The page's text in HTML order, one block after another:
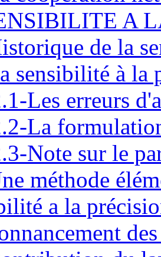
A
de la
sensibilité à la
Les erreurs
La
Note sur le
méthode
a la